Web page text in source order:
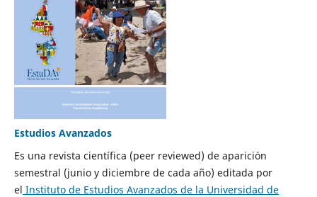
Estudios Avanzados
Es una revista científica (peer reviewed) de aparición
semestral (junio y diciembre de cada año) editada por
el Instituto de Estudios Avanzados de la Universidad de